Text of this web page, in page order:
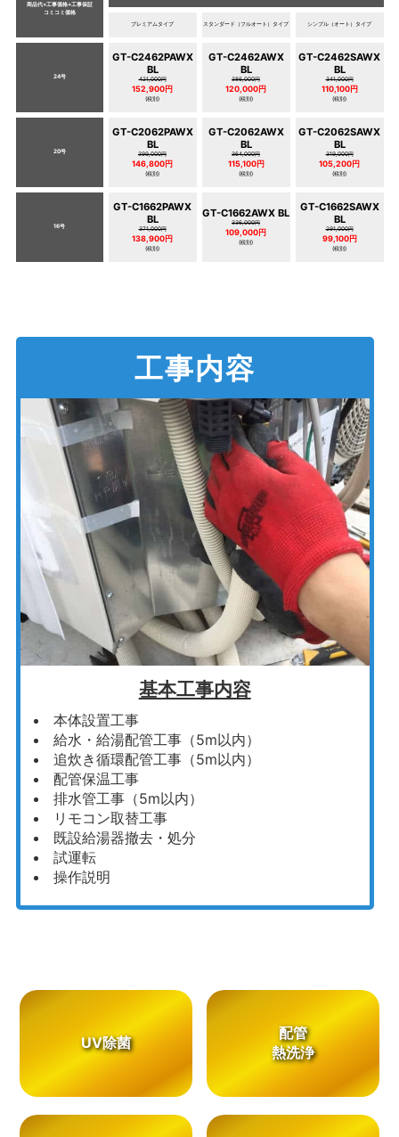
商品代+工事価格+工事保証
コミコミ価格
プレミアムタイプ スタンダード（フルオート）タイプ シンプル（オート）タイプ
24号
GT-C2462PAWX
BL
421,000円
152,900円
(税別)
GT-C2462AWX
BL
386,000円
120,000円
(税別)
GT-C2462SAWX
BL
341,000円
110,100円
(税別)
20号
GT-C2062PAWX
BL
399,000円
146,800円
(税別)
GT-C2062AWX
BL
364,000円
115,100円
(税別)
GT-C2062SAWX
BL
319,000円
105,200円
(税別)
16号
GT-C1662PAWX
BL
371,000円
138,900円
(税別)
GT-C1662AWX BL
336,000円
109,000円
(税別)
GT-C1662SAWX
BL
291,000円
99,100円
(税別)
工事内容
基本工事内容
本体設置工事
給水・給湯配管工事（5m以内）
追炊き循環配管工事（5m以内）
配管保温工事
排水管工事（5m以内）
リモコン取替工事
既設給湯器撤去・処分
試運転
操作説明
UV除菌
配管
熱洗浄